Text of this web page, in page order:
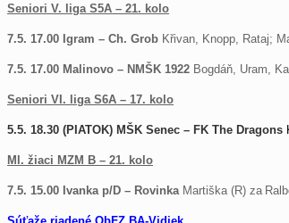
Seniori V. liga S5A – 21. kolo
7.5. 17.00 Igram – Ch. Grob Křivan, Knopp, Rataj;
7.5. 17.00 Malinovo – NMŠK 1922 Bogdáň, Uram,
Seniori VI. liga S6A – 17. kolo
5.5. 18.30 (PIATOK) MŠK Senec – FK The Dragons
Ml. žiaci MZM B – 21. kolo
7.5. 15.00 Ivanka p/D – Rovinka Martiška (R) za